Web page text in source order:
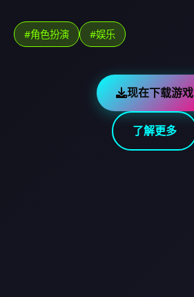
#角色扮演 #娱乐
现在下载游戏
了解更多